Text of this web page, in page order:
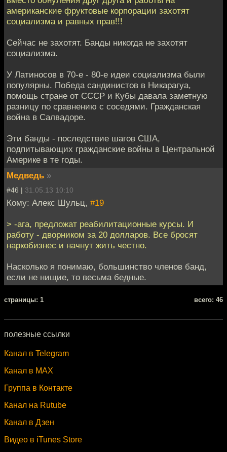
американские фруктовые корпорации захотят
социализма и равных прав!!!
Сейчас не захотят. Банды никогда не захотят
социализма.
У Латиносов в 70-е - 80-е идеи социализма были
популярны. Победа сандинистов в Никарагуа,
помощь стране от СССР и Кубы давала заметную
разницу по сравнению с соседями. Гражданская
война в Салвадоре.
Эти банды - последствие шагов США,
подпитывающих гражданские войны в Центральной
Америке в те годы.
Медведь »
#46 | 31.05.13 10:10
Кому: Алекс Шульц, #19
> -ага, предложат реабилитационные курсы. И
работу - дворником за 20 долларов. Все бросят
наркобизнес и начнут жить честно.
Насколько я понимаю, большинство членов банд,
если не нищие, то весьма бедные.
cтраницы: 1 всего: 46
полезные ссылки
Канал в Telegram
Канал в MAX
Группа в Контакте
Канал на Rutube
Канал в Дзен
Видео в iTunes Store